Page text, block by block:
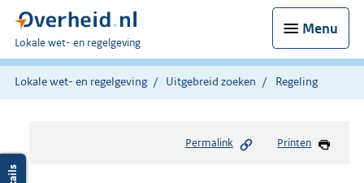
Menu
U
bent
hier:
Lokale wet- en regelgeving
Lokale wet- en regelgeving Uitgebreid zoeken Regeling
Permalink Printen